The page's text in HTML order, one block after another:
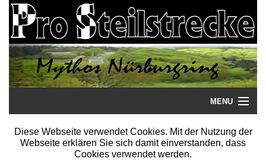
MENU
Startseite
Diese Webseite verwendet Cookies. Mit der Nutzung der
Webseite erklären Sie sich damit einverstanden, dass
Cookies verwendet werden.